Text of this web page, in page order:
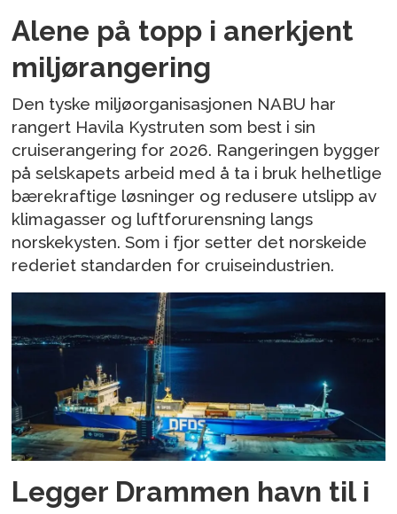
Alene på topp i anerkjent
miljørangering
Den tyske miljøorganisasjonen NABU har
rangert Havila Kystruten som best i sin
cruiserangering for 2026. Rangeringen bygger
på selskapets arbeid med å ta i bruk helhetlige
bærekraftige løsninger og redusere utslipp av
klimagasser og luftforurensning langs
norskekysten. Som i fjor setter det norskeide
rederiet standarden for cruiseindustrien.
Legger Drammen havn til i